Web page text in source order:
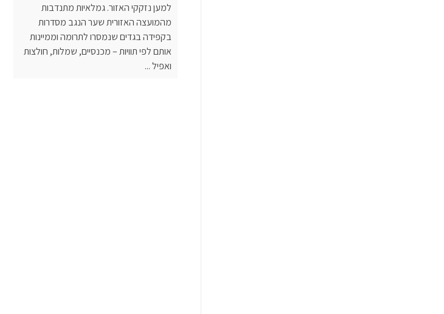
למען נזקקי האזור. גמלאיות מתנדבות
מהמועצה האזורית שער הנגב מסדרות
בקפידה בגדים שנמסרו לתרומה וממיינות
אותם לפי תוויות – מכנסיים, שמלות, חולצות
ואפיל ...